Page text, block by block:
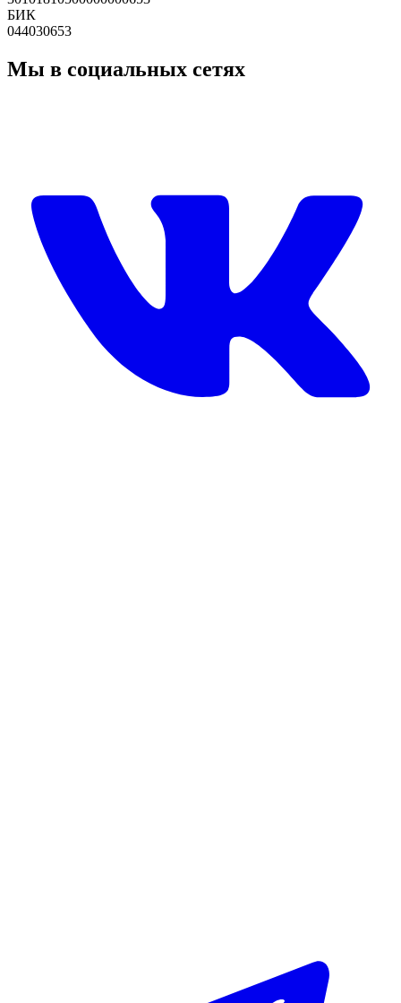
БИК
044030653
Мы в социальных сетях